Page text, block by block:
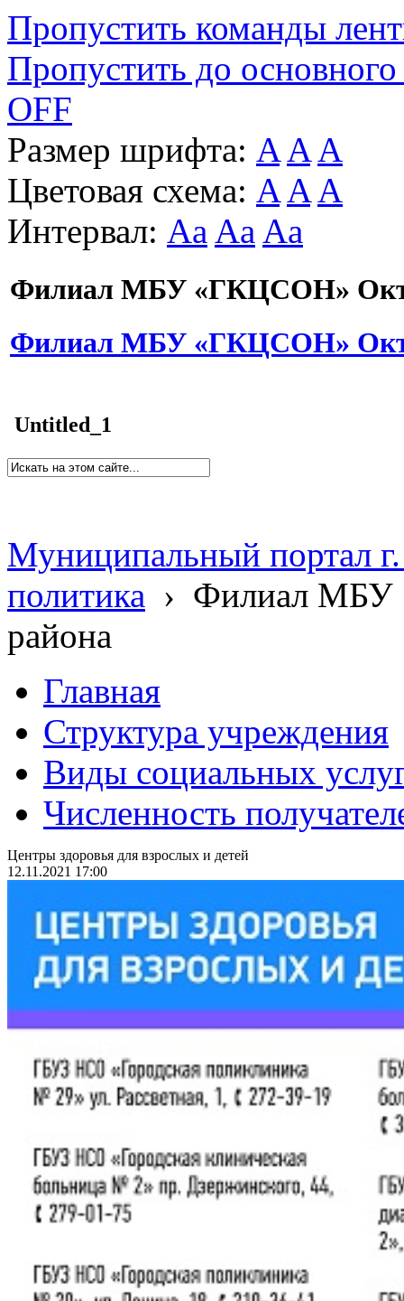
Пропустить команды
Пропустить до основного
OFF
Размер шрифта: A A A
Цветовая схема: A A A
Интервал: Aa Aa Aa
Филиал МБУ «ГКЦСОН»
Филиал МБУ «ГКЦСОН»
Untitled_1
Муниципальный портал
политика › Филиал МБУ
района
Главная
Структура учреждения
Виды социальных
Численность
Центры здоровья для взрослых и детей
12.11.2021 17:00